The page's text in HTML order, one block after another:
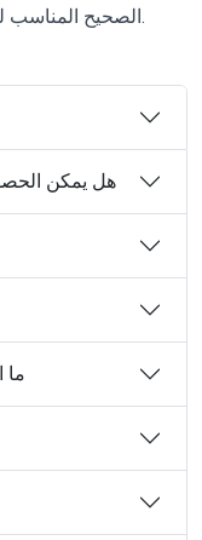
الصحيح المناسب للعملية، يُنصح بإجراء تقييم احتياجات فردي.
هل يمكن
ما